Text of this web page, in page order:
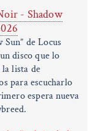
- Shadow
Sun” de Locus
disco que lo
lista de
para escucharlo
espera nueva